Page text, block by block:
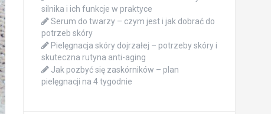
silnika i ich funkcje w praktyce
Serum do twarzy – czym jest i jak dobrać do
potrzeb skóry
Pielęgnacja skóry dojrzałej – potrzeby skóry i
skuteczna rutyna anti-aging
Jak pozbyć się zaskórników – plan
pielęgnacji na 4 tygodnie